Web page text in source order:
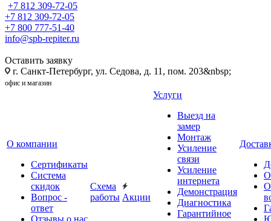
+7 812 309-72-05
+7 812 309-72-05
+7 800 777-51-40
info@spb-repiter.ru
Оставить заявку
г. Санкт-Петербург, ул. Седова, д. 11, пом. 203&nbsp;
офис и магазин
О компании
Сертификаты
Система
скидок
Вопрос -
ответ
Отзывы о нас
Схема
работы Акции
Услуги
Выезд на
замер
Монтаж
Усиление
связи
Усиление
интернета
Демонстрация
Диагностика
Гарантийное